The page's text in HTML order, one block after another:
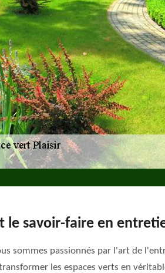
le savoir-faire en
sommes passionnés par l'art de
les espaces verts en